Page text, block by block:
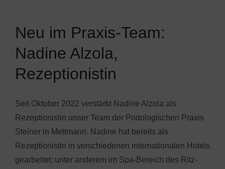
Neu im Praxis-Team:
Nadine Alzola,
Rezeptionistin
Seit Oktober 2022 verstärkt Nadine Alzola als
Rezeptionistin unser Team der Podologischen Praxis
Steiner in Mettmann. Nadine hat bereits als
Rezeptionistin in verschiedenen internationalen Hotels
gearbeitet; unter anderem im Spa-Bereich des Ritz-